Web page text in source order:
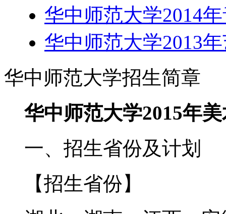
华中师范大学2014
华中师范大学2013
华中师范大学招生简章
华中师范大学2015年
一、招生省份及计划
【招生省份】